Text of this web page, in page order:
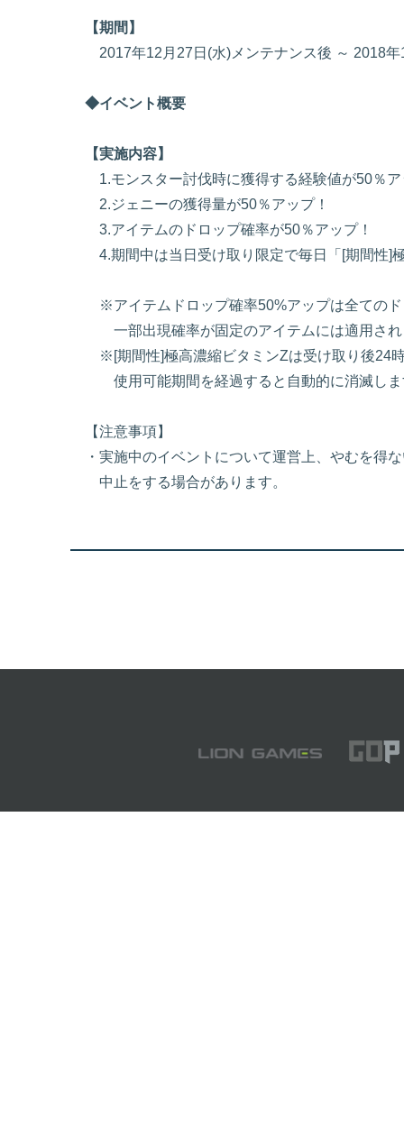
【期間】
2017年12月27日(水)メンテナンス後 ～ 2018
◆イベント概要
【実施内容】
1.モンスター討伐時に獲得する経験値が50％ア
2.ジェニーの獲得量が50％アップ！
3.アイテムのドロップ確率が50％アップ！
4.期間中は当日受け取り限定で毎日「[期間性]
※アイテムドロップ確率50%アップは全ての
一部出現確率が固定のアイテムには適用され
※[期間性]極高濃縮ビタミンZは受け取り後24
使用可能期間を経過すると自動的に消滅しま
【注意事項】
・実施中のイベントについて運営上、やむを得
中止をする場合があります。